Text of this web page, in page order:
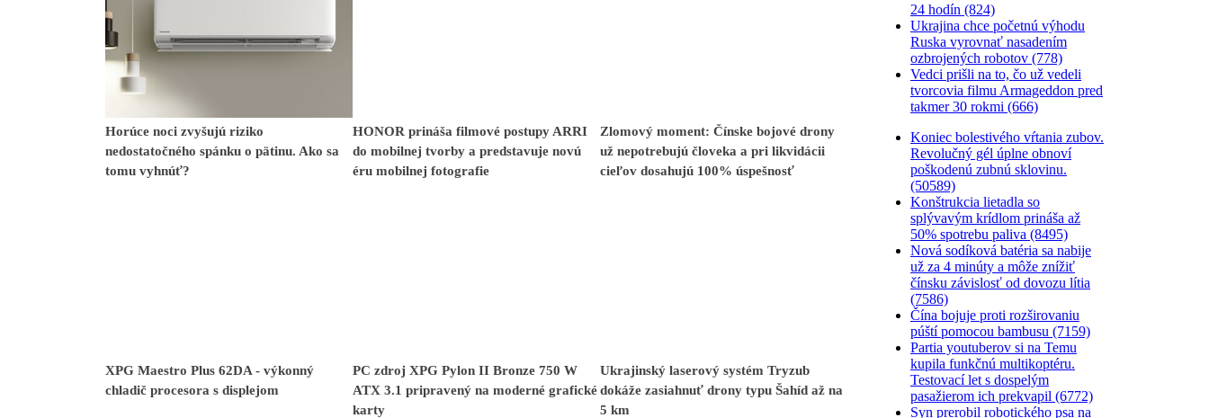
Horúce noci zvyšujú riziko
nedostatočného spánku o pätinu. Ako sa
tomu vyhnúť?
HONOR prináša filmové postupy ARRI
do mobilnej tvorby a predstavuje novú
éru mobilnej fotografie
Zlomový moment: Čínske bojové drony
už nepotrebujú človeka a pri likvidácii
cieľov dosahujú 100% úspešnosť
XPG Maestro Plus 62DA - výkonný
chladič procesora s displejom
PC zdroj XPG Pylon II Bronze 750 W
ATX 3.1 pripravený na moderné grafické
karty
Ukrajinský laserový systém Tryzub
dokáže zasiahnuť drony typu Šahíd až na
5 km
24 hodín (824)
Ukrajina chce početnú výhodu
Ruska vyrovnať nasadením
ozbrojených robotov (778)
Vedci prišli na to, čo už vedeli
tvorcovia filmu Armageddon pred
takmer 30 rokmi (666)
Koniec bolestivého vŕtania zubov.
Revolučný gél úplne obnoví
poškodenú zubnú sklovinu.
(50589)
Konštrukcia lietadla so
splývavým krídlom prináša až
50% spotrebu paliva (8495)
Nová sodíková batéria sa nabije
už za 4 minúty a môže znížiť
čínsku závislosť od dovozu lítia
(7586)
Čína bojuje proti rozširovaniu
púští pomocou bambusu (7159)
Partia youtuberov si na Temu
kupila funkčnú multikoptéru.
Testovací let s dospelým
pasažierom ich prekvapil (6772)
Syn prerobil robotického psa na